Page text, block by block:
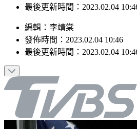
發佈時間：2023.02.04 10:46
編輯：李靖棠
發佈時間：2023.02.04 10:46